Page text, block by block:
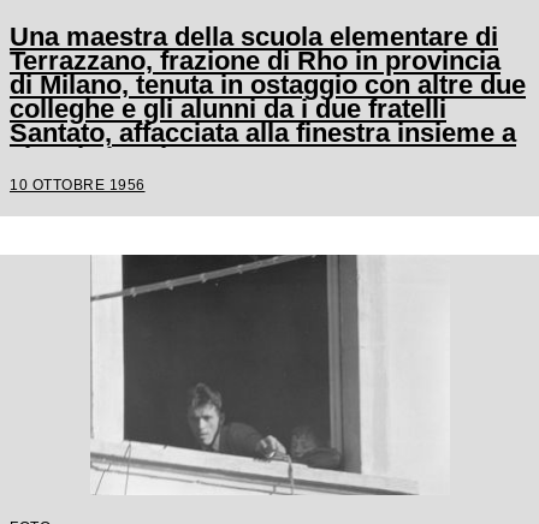
Una maestra della scuola elementare di
Terrazzano, frazione di Rho in provincia
di Milano, tenuta in ostaggio con altre due
colleghe e gli alunni da i due fratelli
Santato, affacciata alla finestra insieme a
alcuni alunni
10 OTTOBRE 1956